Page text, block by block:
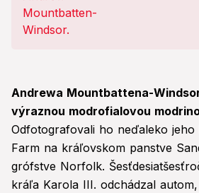
Andrewa Mountbattena-
výraznou modrofialovou
Odfotografovali ho neďaleko jeho
Farm na kráľovskom panstve
grófstve Norfolk.
kráľa Karola III. odchádzal